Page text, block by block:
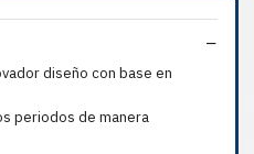
diseño con base en
periodos de manera